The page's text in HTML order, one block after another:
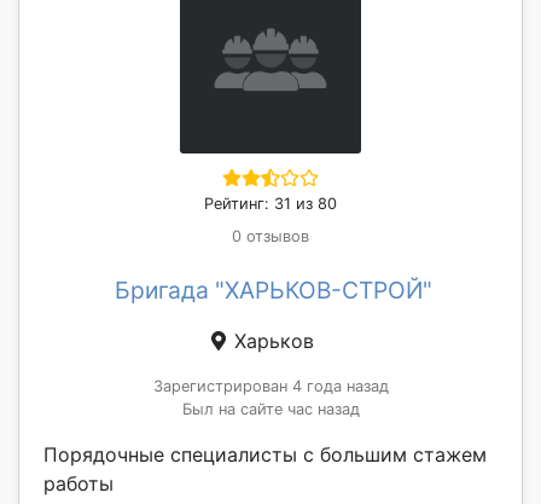
Рейтинг: 31 из 80
0 отзывов
Бригада "ХАРЬКОВ-СТРОЙ"
Харьков
Зарегистрирован 4 года назад
Был на сайте час назад
Порядочные специалисты с большим стажем
работы